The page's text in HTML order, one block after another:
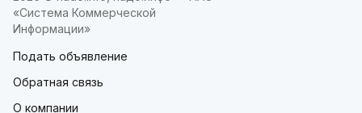
«Система Коммерческой
Информации»
Подать объявление
Обратная связь
О компании